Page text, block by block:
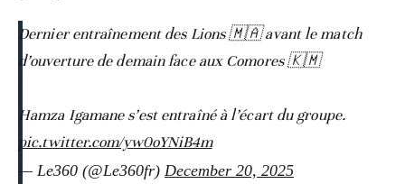
Dernier entraînement des Lions 🇲🇦 avant le match
d’ouverture de demain face aux Comores 🇰🇲
Hamza Igamane s’est entraîné à l’écart du groupe.
pic.twitter.com/yw0oYNiB4m
— Le360 (@Le360fr) December 20, 2025